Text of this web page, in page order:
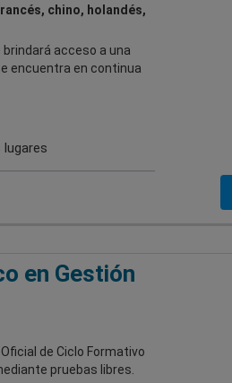
chino, holandés,
acceso a una
encuentra en continua
en Gestión
de Ciclo Formativo
pruebas libres.